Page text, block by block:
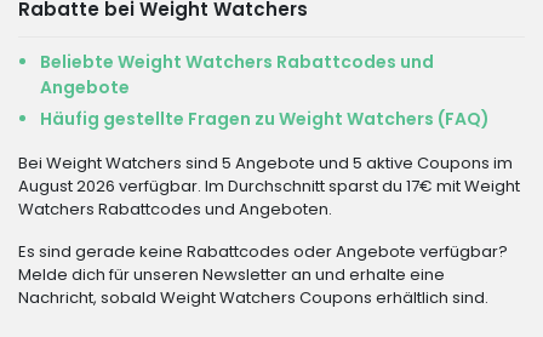
Rabatte bei Weight Watchers
Beliebte Weight Watchers Rabattcodes und
Angebote
Häufig gestellte Fragen zu Weight Watchers (FAQ)
Bei Weight Watchers sind 5 Angebote und 5 aktive Coupons im
August 2026 verfügbar. Im Durchschnitt sparst du 17€ mit Weight
Watchers Rabattcodes und Angeboten.
Es sind gerade keine Rabattcodes oder Angebote verfügbar?
Melde dich für unseren Newsletter an und erhalte eine
Nachricht, sobald Weight Watchers Coupons erhältlich sind.